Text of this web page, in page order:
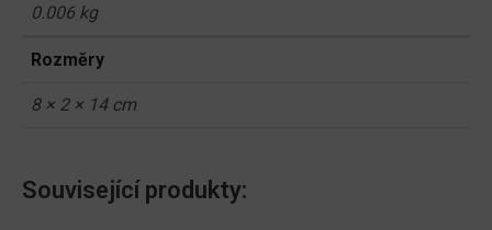
0.006 kg
Rozměry
8 × 2 × 14 cm
Související produkty: